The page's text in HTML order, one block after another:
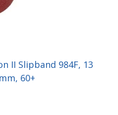
II Slipband 984F, 13
60+